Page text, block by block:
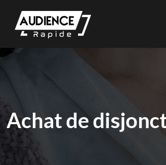
Achat de